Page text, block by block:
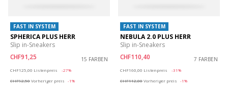
FAST IN SYSTEM
SPHERICA PLUS HERR
Slip in-Sneakers
CHF91,25
15 FARBEN
CHF125,00 Listenpreis
-27%
CHF92,50Vorheriger preis -1%
FAST IN SYSTEM
NEBULA 2.0 PLUS HERR
Slip in-Sneakers
CHF110,40
7 FARBEN
CHF160,00 Listenpreis
-31%
CHF112,00Vorheriger preis -1%